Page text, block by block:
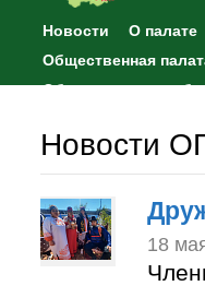
Новости О палате
Общественная
Общественные
Новости
18